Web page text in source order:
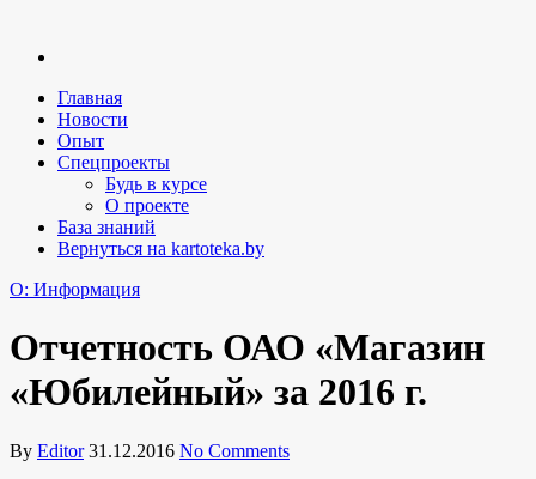
Главная
Новости
Опыт
Спецпроекты
Будь в курсе
О проекте
База знаний
Вернуться на kartoteka.by
O: Информация
Отчетность ОАО «Магазин
«Юбилейный» за 2016 г.
By Editor 31.12.2016 No Comments